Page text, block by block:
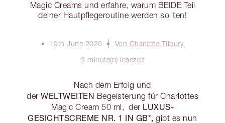
Magic Creams und erfahre, warum BEIDE Teil
deiner Hautpflegeroutine werden sollten!
19th June 2020
Von Charlotte Tilbury
3 minute(n) lesezeit
Nach dem Erfolg und
der WELTWEITEN Begeisterung für Charlottes
Magic Cream 50 ml, der LUXUS-
GESICHTSCREME NR. 1 IN GB*, gibt es nun